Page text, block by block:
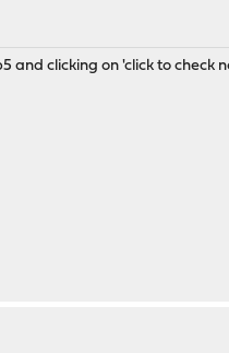
and clicking on 'click to check